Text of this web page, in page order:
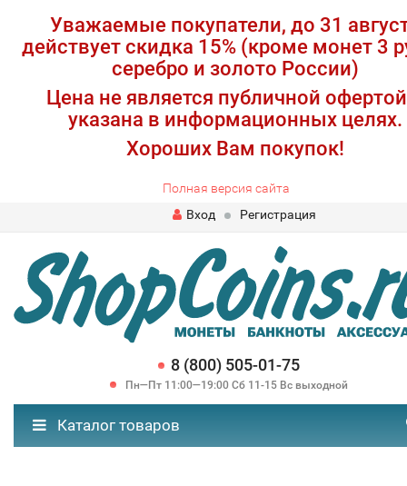
Уважаемые покупатели, до 31
действует скидка 15% (кроме монет 3
серебро и золото России)
Цена не является публичной
указана в информационных целях.
Хороших Вам покупок!
Полная версия сайта
Вход
Регистрация
8 (800) 505-01-75
Пн—Пт 11:00—19:00 Сб 11-15 Вс выходной
Каталог товаров